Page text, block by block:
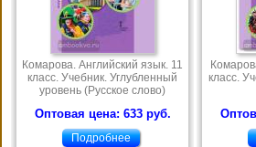
Комарова. Английский язык. 11
класс. Учебник. Углубленный
уровень (Русское слово)
Оптовая цена: 633 руб.
Подробнее
класс.